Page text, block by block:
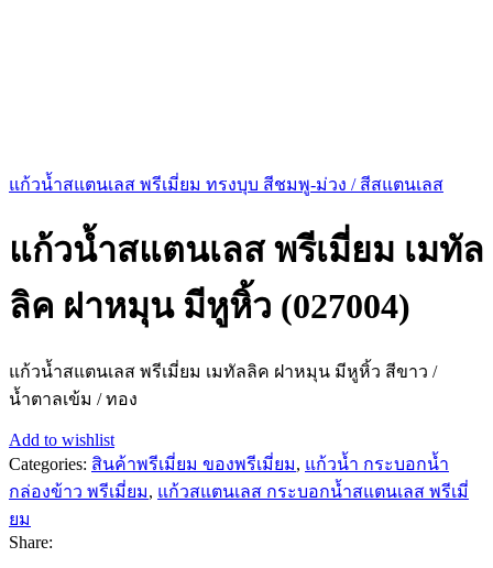
แก้วน้ำสแตนเลส พรีเมี่ยม ทรงบุบ สีชมพู-ม่วง / สีสแตนเลส
แก้วน้ำสแตนเลส พรีเมี่ยม เมทัล
ลิค ฝาหมุน มีหูหิ้ว (027004)
แก้วน้ำสแตนเลส พรีเมี่ยม เมทัลลิค ฝาหมุน มีหูหิ้ว สีขาว /
น้ำตาลเข้ม / ทอง
Add to wishlist
Categories: สินค้าพรีเมี่ยม ของพรีเมี่ยม, แก้วน้ำ กระบอกน้ำ
กล่องข้าว พรีเมี่ยม, แก้วสแตนเลส กระบอกน้ำสแตนเลส พรีเมี่
ยม
Share: